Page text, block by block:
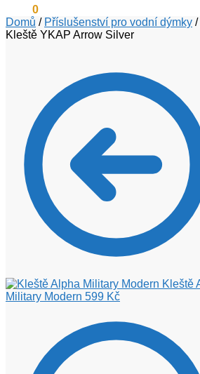
0
Domů / Příslušenství pro vodní dýmky /
Kleště YKAP Arrow Silver
Kleště
Military Modern 599 Kč